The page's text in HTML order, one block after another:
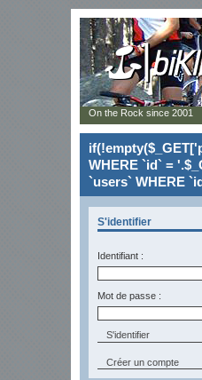
WHERE `id` =
`users` WHERE
S'identifier
Identifiant :
Mot de passe :
Créer un compte
On the Rock since 2001